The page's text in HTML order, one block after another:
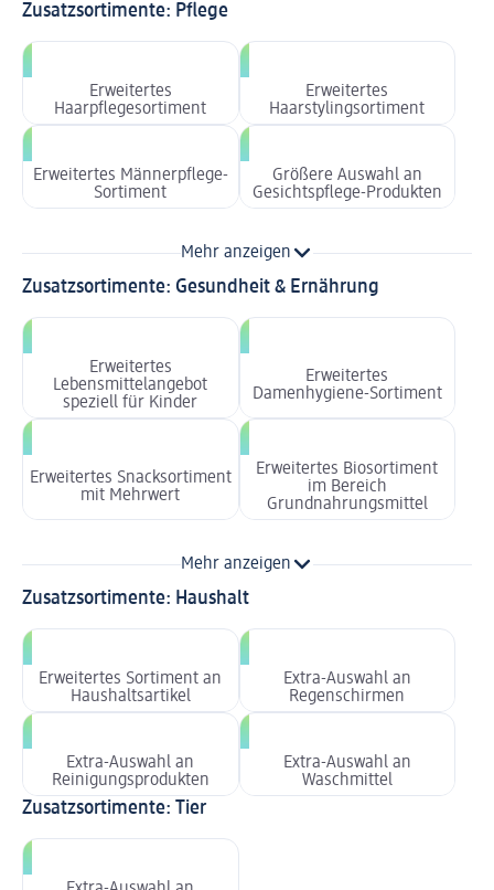
Zusatzsortimente: Pflege
Erweitertes
Haarpflegesortiment
Erweitertes
Haarstylingsortiment
Erweitertes Männerpflege-
Sortiment
Größere Auswahl an
Gesichtspflege-Produkten
Mehr anzeigen
Zusatzsortimente: Gesundheit & Ernährung
Erweitertes
Lebensmittelangebot
speziell für Kinder
Erweitertes
Damenhygiene-Sortiment
Erweitertes Snacksortiment
mit Mehrwert
Erweitertes Biosortiment
im Bereich
Grundnahrungsmittel
Mehr anzeigen
Zusatzsortimente: Haushalt
Erweitertes Sortiment an
Haushaltsartikel
Extra-Auswahl an
Regenschirmen
Extra-Auswahl an
Reinigungsprodukten
Extra-Auswahl an
Waschmittel
Zusatzsortimente: Tier